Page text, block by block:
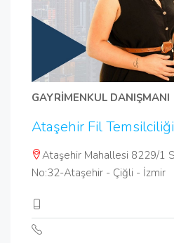
GAYRİMENKUL DANIŞMANI
Ataşehir Fil Temsilciliği
Ataşehir Mahallesi 8229/1
No:32-Ataşehir - Çiğli - İzmir